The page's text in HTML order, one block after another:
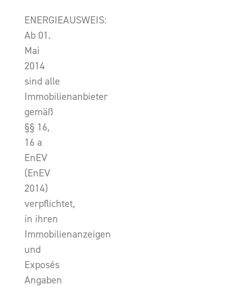
ENERGIEAUSWEIS:
Ab 01.
Mai
2014
sind alle
Immobilienanbieter
gemäß
§§ 16,
16 a
EnEV
(EnEV
2014)
verpflichtet,
in ihren
Immobilienanzeigen
und
Exposés
Angaben